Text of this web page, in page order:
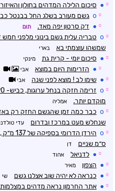
☼
● סיכום הלילה המדהים בחולון והאיזור
☼
o גשם מעורב בשלג החל בבנטל
☼
● ז׳ק סרטון יפה מאד. תום
☼
o טבריה עלית גשם בינוני מלפני
שמשהו עוצמתי בא
בארי
☼
● סיכום יומי - קרית גת מינקי
☼
● הזרימות היום במוצא אבי
☼
● שימו לב ! מוצא לפני שנה אבי
☼
o
מוקדם יותר.
אמליה
☼
o כבר כמה זמן שהגשם החזק רק
שנחלש מעט במרכז ובדרום
עדי טולדנו
☼
o
הירדן
ס״מ שניים
דן
☼
● לדניאל אהוד
☼
● הצפון מאיר
☼
● כנראה לא יהיה שוב אצלנו גשם שי
☼
● אתר החרמון נראה מדהים